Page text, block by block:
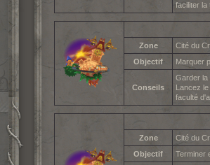
faciliter la
Zone
Cité du
Objectif
Marquer
Conseils
Garder la
Lancez
faculté
Zone
Cité du
Objectif
Terminer